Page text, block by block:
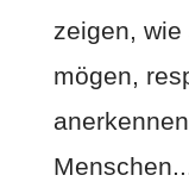
zeigen,
mögen,